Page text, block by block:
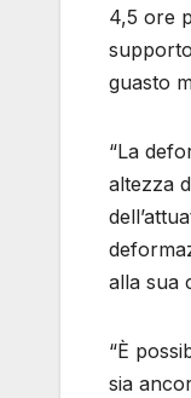
4,5 ore
guasto
“La
altezza
alla sua
“È
sia